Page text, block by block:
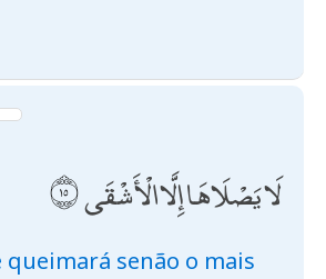
لَا يَصْلَاهَا إِلَّا الْأَشْقَى
queimará senão o mais